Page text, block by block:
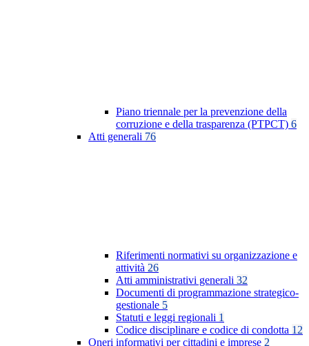
Piano triennale per la prevenzione della
corruzione e della trasparenza (PTPCT) 6
Atti generali 76
Riferimenti normativi su organizzazione e
attività 26
Atti amministrativi generali 32
Documenti di programmazione strategico-
gestionale 5
Statuti e leggi regionali 1
Codice disciplinare e codice di condotta 12
Oneri informativi per cittadini e imprese 2